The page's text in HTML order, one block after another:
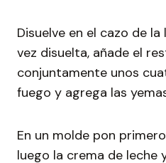
Disuelve en el cazo de la
vez disuelta, añade el
conjuntamente unos
fuego y agrega las
En un molde pon
luego la crema de leche